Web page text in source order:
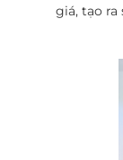
giá, tạo ra